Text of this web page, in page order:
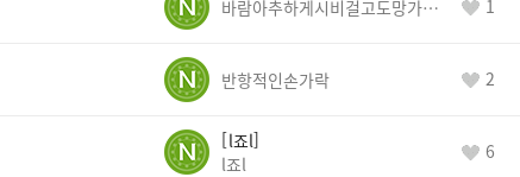
바람아추하게시비걸고도망가냐당당하게글써 1
반항적인손가락 2
l죠l
l죠l
6